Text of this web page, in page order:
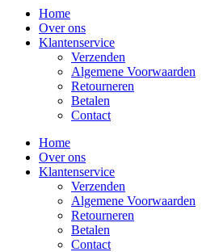
Home
Over ons
Klantenservice
Verzenden
Algemene Voorwaarden
Retourneren
Betalen
Contact
Home
Over ons
Klantenservice
Verzenden
Algemene Voorwaarden
Retourneren
Betalen
Contact